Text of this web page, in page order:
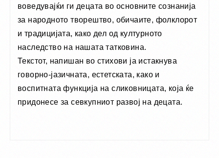
воведувајќи ги децата во основните сознанија
за народното творештво, обичаите, фолклорот
и традицијата, како дел од културното
наследство на нашата татковина.
Текстот, напишан во стихови ја истакнува
говорно-јазичната, естетската, како и
воспитната функција на сликовницата, која ќе
придонесе за севкупниот развој на децатa.